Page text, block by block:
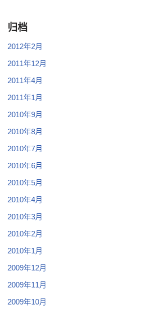
归档
2012年2月
2011年12月
2011年4月
2011年1月
2010年9月
2010年8月
2010年7月
2010年6月
2010年5月
2010年4月
2010年3月
2010年2月
2010年1月
2009年12月
2009年11月
2009年10月